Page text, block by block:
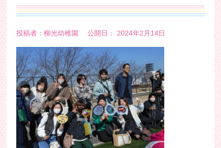
投稿者：柳光幼稚園 公開日： 2024年2月14日